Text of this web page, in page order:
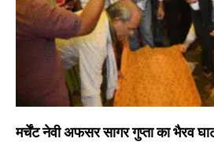
मर्चेंट नेवी अफसर सागर गुप्ता का भैरव